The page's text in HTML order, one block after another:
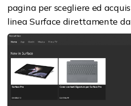
pagina per scegliere ed
linea Surface direttamente